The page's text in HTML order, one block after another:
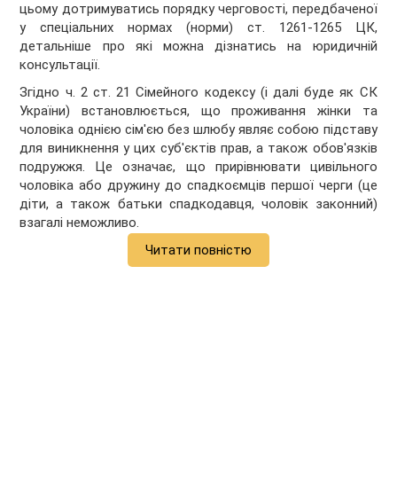
цьому дотримуватись порядку черговості, передбаченої
у спеціальних нормах (норми) ст. 1261-1265 ЦК,
детальніше про які можна дізнатись на юридичній
консультації.
Згідно ч. 2 ст. 21 Сімейного кодексу (і далі буде як СК
України) встановлюється, що проживання жінки та
чоловіка однією сім'єю без шлюбу являє собою підставу
для виникнення у цих суб'єктів прав, а також обов'язків
подружжя. Це означає, що прирівнювати цивільного
чоловіка або дружину до спадкоємців першої черги (це
діти, а також батьки спадкодавця, чоловік законний)
взагалі неможливо.
Читати повністю